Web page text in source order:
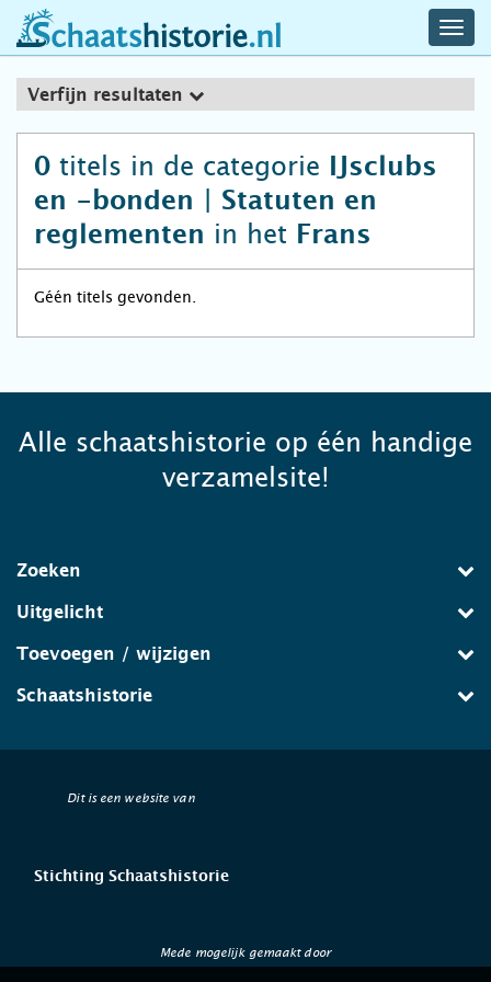
schaatshistorie.nl
Verfijn resultaten
0 titels in de categorie
IJsclubs
en -bonden | Statuten en
reglementen in het Frans
Géén titels gevonden.
Alle schaatshistorie op één handige
verzamelsite!
Zoeken
Uitgelicht
Toevoegen / wijzigen
Schaatshistorie
Dit is een website van
Stichting Schaatshistorie
Mede mogelijk gemaakt door